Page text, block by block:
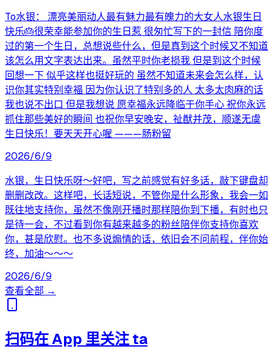
To水银： 漂亮美丽动人最有魅力最有魄力的大女人水银生日
快乐🎂很荣幸能参加你的生日惹 很匆忙写下的一封信 陪你度
过的第一个生日，总想说些什么，但是真到这个时候又不知道
该怎么用文字表达出来。虽然平时你老损我 但是到这个时候
回想一下 似乎这样也挺好玩的 虽然不知道未来会怎么样，认
识你其实特别幸福 因为你认识了特别多的人 太多太肉麻的话
我也说不出口 但是我想说 愿幸福永远降临于你手心 祝你永远
抓住那些美好的瞬间 也祝你早安晚安，祉猷并茂，顺遂无虞
生日快乐！要天天开心喔 ———肠粉留
2026/6/9
水银，生日快乐呀～好吧，写之前感觉有好多话，敲下键盘却
删删改改。这样吧，长话短说，不管你是什么形象，我会一如
既往地支持你，虽然不像刚开播时那样陪你到下播，有时也只
是待一会，不过看到你有越来越多的粉丝陪伴你支持你喜欢
你，甚是欣慰。也不多说煽情的话，依旧会不问前程，伴你始
终，加油～～～
2026/6/9
查看全部 →
扫码在 App 里关注 ta